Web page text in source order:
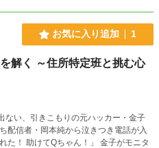
お気に入り追加 1
解く ～住所特定班と挑む心
ない、引きこもりの元ハッカー・金子
配信者・岡本純から泣きつき電話が入
てQちゃん！」 金子がモニタ